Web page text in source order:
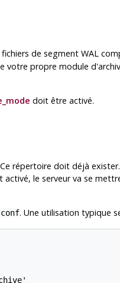
de segment WAL
propre module
doit être activé.
répertoire doit déjà
activé, le serveur va se
. Une utilisation typique